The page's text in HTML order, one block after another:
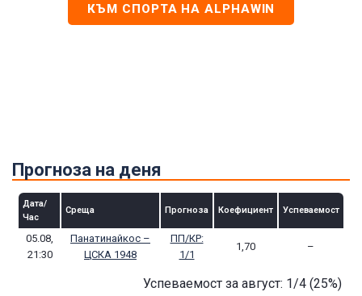
КЪМ СПОРТА НА ALPHAWIN
Прогноза на деня
Дата/
Час
Среща Прогноза Коефициент Успеваемост
05.08,
21:30
Панатинайкос –
ЦСКА 1948
ПП/КР:
1/1
1,70 –
Успеваемост за август: 1/4 (25%)